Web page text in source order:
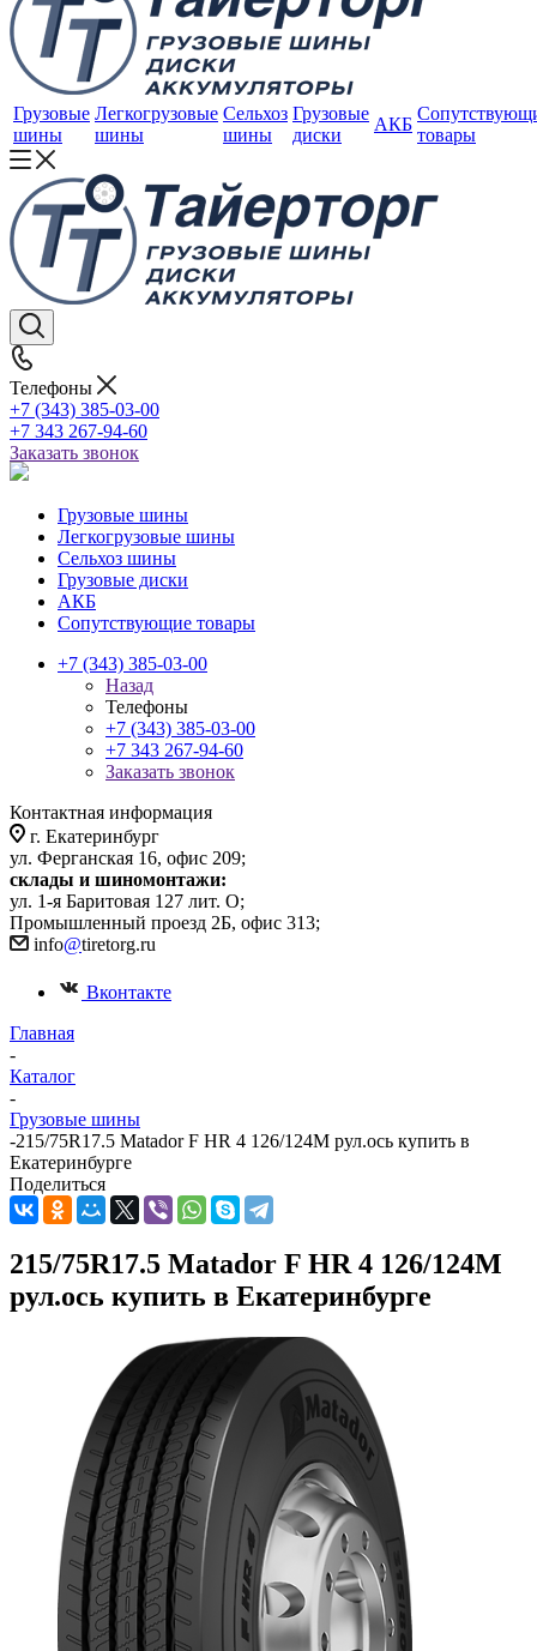
Грузовые
шины
Легкогрузовые
шины
Сельхоз
шины
Грузовые
диски
АКБ
товары
Телефоны
+7 (343) 385-03-00
+7 343 267-94-60
Заказать звонок
Грузовые шины
Легкогрузовые шины
Сельхоз шины
Грузовые диски
АКБ
Сопутствующие товары
+7 (343) 385-03-00
Назад
Телефоны
+7 (343) 385-03-00
+7 343 267-94-60
Заказать звонок
Контактная информация
г. Екатеринбург
ул. Ферганская 16, офис 209;
склады и шиномонтажи:
ул. 1-я Баритовая 127 лит. О;
Промышленный проезд 2Б, офис 313;
info@tiretorg.ru
Вконтакте
Главная
-
Каталог
-
Грузовые шины
-215/75R17.5 Matador F HR 4 126/124M рул.ось купить в
Екатеринбурге
Поделиться
215/75R17.5 Matador F HR 4 126/124M
рул.ось купить в Екатеринбурге